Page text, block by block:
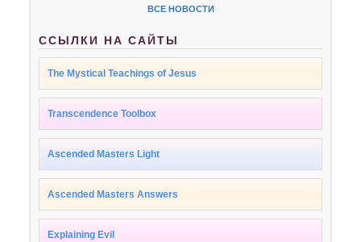
ВСЕ НОВОСТИ
ССЫЛКИ НА САЙТЫ
The Mystical Teachings of Jesus
Transcendence Toolbox
Ascended Masters Light
Ascended Masters Answers
Explaining Evil